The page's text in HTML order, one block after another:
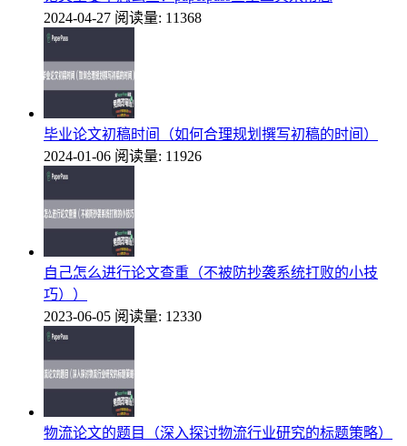
2024-04-27 阅读量: 11368
毕业论文初稿时间（如何合理规划撰写初稿的时间）
2024-01-06 阅读量: 11926
自己怎么进行论文查重（不被防抄袭系统打败的小技
巧））
2023-06-05 阅读量: 12330
物流论文的题目（深入探讨物流行业研究的标题策略）